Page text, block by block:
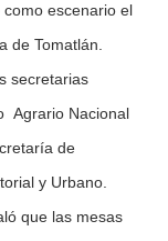
escenario el
de Tomatlán.
secretarias
Agrario Nacional
de
y Urbano.
que las mesas